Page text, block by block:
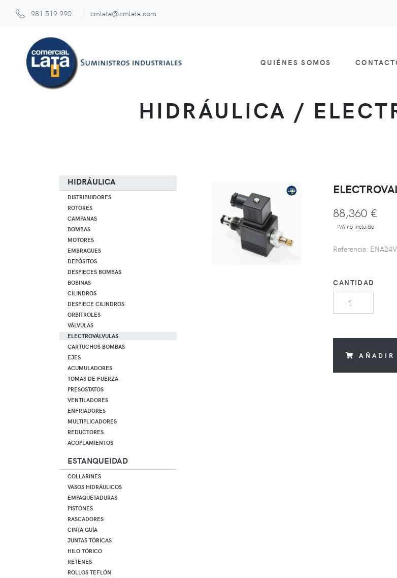
981 519 990 cmlata@cmlata.com
QUIÉNES SOMOS
HIDRÁULICA /
88,360 €
IVA no incluido
Referencia:
CANTIDAD
AÑADIR
HIDRÁULICA
DISTRIBUIDORES
ROTORES
CAMPANAS
BOMBAS
MOTORES
EMBRAGUES
DEPÓSITOS
DESPIECES BOMBAS
BOBINAS
CILINDROS
DESPIECE CILINDROS
ORBITROLES
VÁLVULAS
ELECTROVÁLVULAS
CARTUCHOS BOMBAS
EJES
ACUMULADORES
TOMAS DE FUERZA
PRESOSTATOS
VENTILADORES
ENFRIADORES
MULTIPLICADORES
REDUCTORES
ACOPLAMIENTOS
ESTANQUEIDAD
COLLARINES
VASOS HIDRÁULICOS
EMPAQUETADURAS
PISTONES
RASCADORES
CINTA GUÍA
JUNTAS TÓRICAS
HILO TÓRICO
RETENES
ROLLOS TEFLÓN